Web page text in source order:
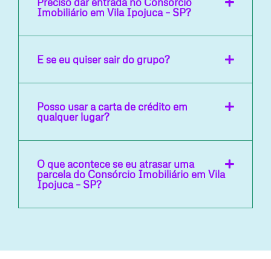
Imobiliário em Vila Ipojuca – SP?
E se eu quiser sair do grupo?
Posso usar a carta de crédito em
qualquer lugar?
O que acontece se eu atrasar uma
parcela do Consórcio Imobiliário em Vila
Ipojuca – SP?